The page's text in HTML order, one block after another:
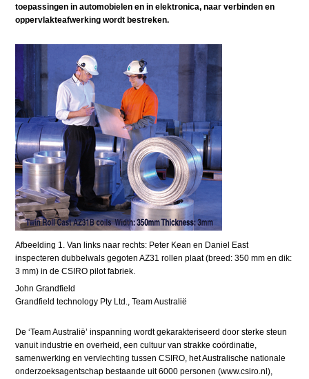
toepassingen in automobielen en in elektronica, naar verbinden en
oppervlakteafwerking wordt bestreken.
Afbeelding 1. Van links naar rechts: Peter Kean en Daniel East
inspecteren dubbelwals gegoten AZ31 rollen plaat (breed: 350 mm en dik:
3 mm) in de CSIRO pilot fabriek.
John Grandfield
Grandfield technology Pty Ltd., Team Australië
De ‘Team Australië’ inspanning wordt gekarakteriseerd door sterke steun
vanuit industrie en overheid, een cultuur van strakke coördinatie,
samenwerking en vervlechting tussen CSIRO, het Australische nationale
onderzoeksagentschap bestaande uit 6000 personen (www.csiro.nl),